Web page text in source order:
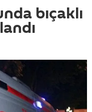
bıçaklı